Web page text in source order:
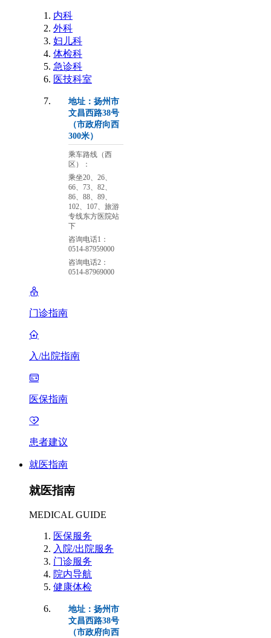
内科
外科
妇儿科
体检科
急诊科
医技科室
地址：扬州市
文昌西路38号
（市政府向西
300米）
乘车路线（西
区）：
乘坐20、26、
66、73、82、
86、88、89、
102、107、旅游
专线东方医院站
下
咨询电话1：
0514-87959000
咨询电话2：
0514-87969000
门诊指南
入/出院指南
医保指南
患者建议
就医指南
就医指南
MEDICAL GUIDE
医保服务
入院/出院服务
门诊服务
院内导航
健康体检
地址：扬州市
文昌西路38号
（市政府向西